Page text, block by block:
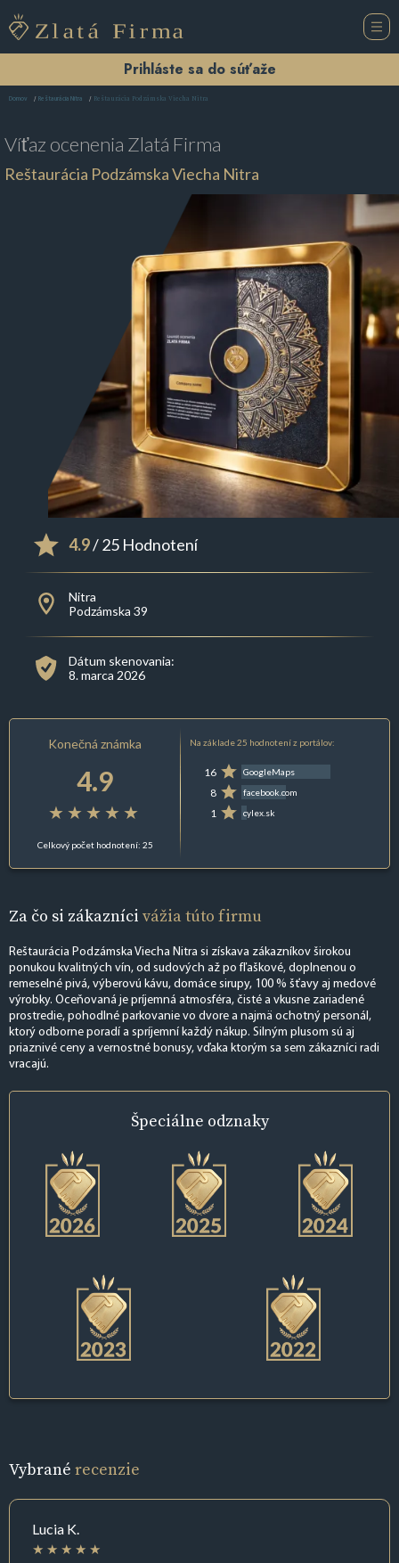
Prihláste sa do súťaže
Domov Reštaurácia Nitra Reštaurácia Podzámska Viecha Nitra
Víťaz ocenenia Zlatá Firma
Reštaurácia Podzámska Viecha Nitra
4.9/ 25 Hodnotení
Nitra
Podzámska 39
Dátum skenovania:
8. marca 2026
Konečná známka
4.9
Celkový počet hodnotení: 25
Na základe 25 hodnotení z portálov:
16 GoogleMaps
8 facebook.com
1 cylex.sk
Za čo si zákazníci vážia túto firmu
Reštaurácia Podzámska Viecha Nitra si získava zákazníkov širokou
ponukou kvalitných vín, od sudových až po fľaškové, doplnenou o
remeselné pivá, výberovú kávu, domáce sirupy, 100 % šťavy aj medové
výrobky. Oceňovaná je príjemná atmosféra, čisté a vkusne zariadené
prostredie, pohodlné parkovanie vo dvore a najmä ochotný personál,
ktorý odborne poradí a spríjemní každý nákup. Silným plusom sú aj
priaznivé ceny a vernostné bonusy, vďaka ktorým sa sem zákazníci radi
vracajú.
Špeciálne odznaky
Vybrané recenzie
Lucia K.